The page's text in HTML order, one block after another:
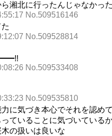
湘北に行ったんじゃなかっ
No.509516146
No.509528814
No.509533408
No.509535810
に気づき本心でそれを認め
ていることに気づいている
の扱いは良いな